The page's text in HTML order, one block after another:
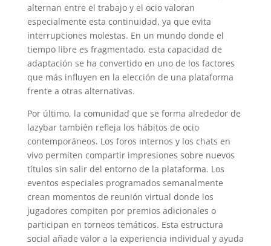
alternan entre el trabajo y el ocio valoran
especialmente esta continuidad, ya que evita
interrupciones molestas. En un mundo donde el
tiempo libre es fragmentado, esta capacidad de
adaptación se ha convertido en uno de los factores
que más influyen en la elección de una plataforma
frente a otras alternativas.
Por último, la comunidad que se forma alrededor de
lazybar también refleja los hábitos de ocio
contemporáneos. Los foros internos y los chats en
vivo permiten compartir impresiones sobre nuevos
títulos sin salir del entorno de la plataforma. Los
eventos especiales programados semanalmente
crean momentos de reunión virtual donde los
jugadores compiten por premios adicionales o
participan en torneos temáticos. Esta estructura
social añade valor a la experiencia individual y ayuda